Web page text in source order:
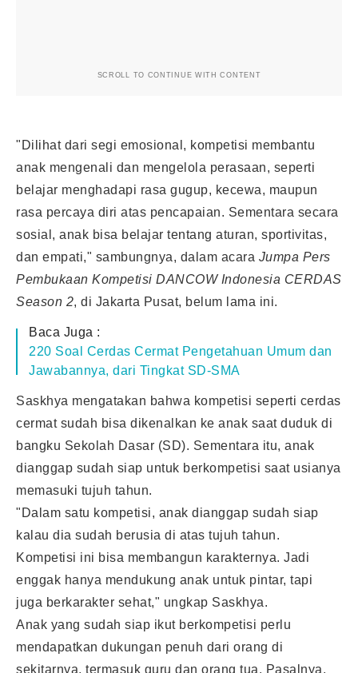
SCROLL TO CONTINUE WITH CONTENT
"Dilihat dari segi emosional, kompetisi membantu
anak mengenali dan mengelola perasaan, seperti
belajar menghadapi rasa gugup, kecewa, maupun
rasa percaya diri atas pencapaian. Sementara secara
sosial, anak bisa belajar tentang aturan, sportivitas,
dan empati," sambungnya, dalam acara Jumpa Pers
Pembukaan Kompetisi DANCOW Indonesia CERDAS
Season 2, di Jakarta Pusat, belum lama ini.
Baca Juga :
220 Soal Cerdas Cermat Pengetahuan Umum dan
Jawabannya, dari Tingkat SD-SMA
Saskhya mengatakan bahwa kompetisi seperti cerdas
cermat sudah bisa dikenalkan ke anak saat duduk di
bangku Sekolah Dasar (SD). Sementara itu, anak
dianggap sudah siap untuk berkompetisi saat usianya
memasuki tujuh tahun.
"Dalam satu kompetisi, anak dianggap sudah siap
kalau dia sudah berusia di atas tujuh tahun.
Kompetisi ini bisa membangun karakternya. Jadi
enggak hanya mendukung anak untuk pintar, tapi
juga berkarakter sehat," ungkap Saskhya.
Anak yang sudah siap ikut berkompetisi perlu
mendapatkan dukungan penuh dari orang di
sekitarnya, termasuk guru dan orang tua. Pasalnya,